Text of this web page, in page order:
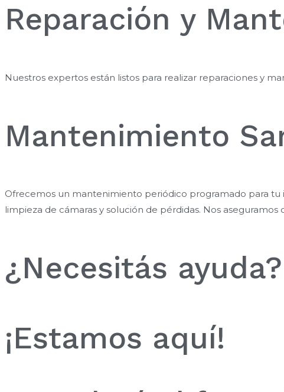
Reparación y
Nuestros expertos están listos para realizar reparaciones y
Mantenimiento
Ofrecemos un mantenimiento periódico programado para tu
limpieza de cámaras y solución de pérdidas. Nos
¿Necesitás ayuda?
¡Estamos aquí!